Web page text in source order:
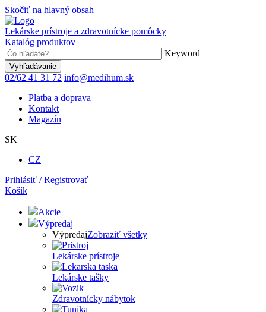
Skočiť na hlavný obsah
Lekárske prístroje a zdravotnícke pomôcky
Katalóg produktov
Keyword
02/62 41 31 72 info@medihum.sk
Platba a doprava
Kontakt
Magazín
SK
CZ
Prihlásiť / Registrovať
Košík
Akcie
Výpredaj
VýpredajZobraziť všetky
Lekárske prístroje
Lekárske tašky
Zdravotnícky nábytok